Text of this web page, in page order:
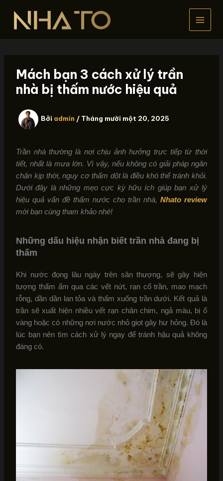
dung
Mách bạn 3 cách xử lý trần
nhà bị thấm nước hiệu quả
Bởi admin / Tháng mười một 20, 2025
Trần nhà thường là nơi chịu ảnh hưởng trực tiếp từ thời
tiết, nhất là mưa lớn. Vì vậy, nếu không có giải pháp ngăn
chặn kịp thời, nguy cơ thấm dột là điều khó thể tránh khỏi.
Dưới đây là những mẹo cực kỳ hữu ích giúp bạn xử lý
hiệu quả vấn đề thấm nước cho trần nhà, Nhato review
mời bạn cùng tham khảo nhé!
Những dấu hiệu nhận biết trần nhà đang bị
thấm
Khi nước đọng lâu ngày trên sân thượng, sẽ gây hiện
tượng thấm ẩm qua các vết nứt, rạn cổ trần, mao mạch
rỗng, dần dần lan tỏa và thấm xuống trần dưới. Kết quả là
trần sẽ xuất hiện nhiều vết rạn chân chim, ngả màu, bị ố
vàng hoặc có những nơi nước nhỏ giọt gây hư hỏng. Đó là
lúc bạn nên tìm cách xử lý ngay để tránh hậu quả không
đáng có.